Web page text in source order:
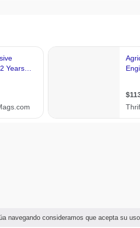
navegando consideramos que acepta su